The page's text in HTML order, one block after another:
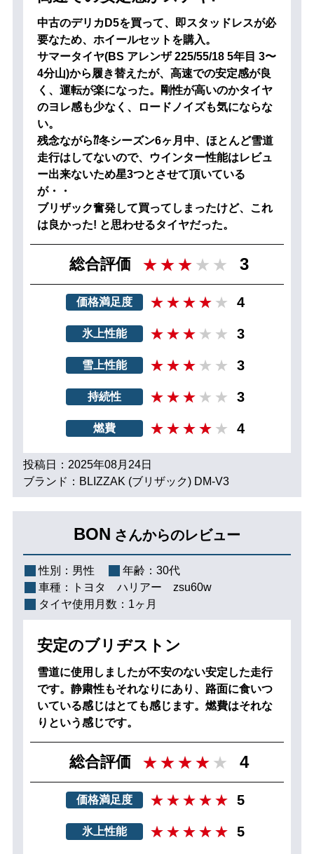
中古のデリカD5を買って、即スタッドレスが必
要なため、ホイールセットを購入。
サマータイヤ(BS アレンザ 225/55/18 5年目 3〜
4分山)から履き替えたが、高速での安定感が良
く、運転が楽になった。剛性が高いのかタイヤ
のヨレ感も少なく、ロードノイズも気にならな
い。
残念ながら⁇冬シーズン6ヶ月中、ほとんど雪道
走行はしてないので、ウインター性能はレビュ
ー出来ないため星3つとさせて頂いている
が・・
ブリザック奮発して買ってしまったけど、これ
は良かった! と思わせるタイヤだった。
総合評価 3
価格満足度 4
氷上性能 3
雪上性能 3
持続性 3
燃費 4
投稿日：2025年08月24日
ブランド：BLIZZAK (ブリザック) DM-V3
BON さんからのレビュー
性別： 男性 年齢： 30代
車種：
トヨタ ハリアー zsu60w
タイヤ使用月数： 1ヶ月
安定のブリヂストン
雪道に使用しましたが不安のない安定した走行
です。静粛性もそれなりにあり、路面に食いつ
いている感じはとても感じます。燃費はそれな
りという感じです。
総合評価 4
価格満足度 5
氷上性能 5